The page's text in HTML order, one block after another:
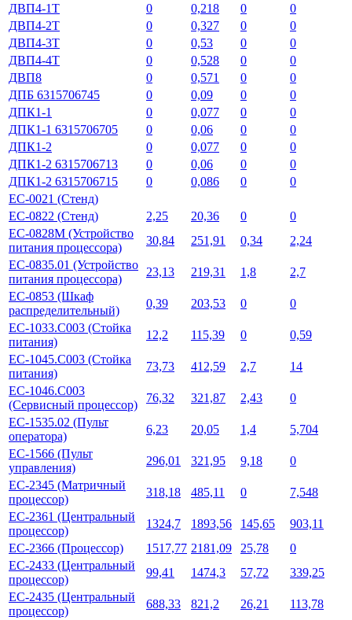
ДВП4-1Т
0 0,218 0
0
ДВП4-2Т
0 0,327 0
0
ДВП4-3Т
0 0,53 0
0
ДВП4-4Т
0 0,528 0
0
ДВП8
0 0,571 0
0
ДПБ 6315706745
0 0,09 0
0
ДПК1-1
0 0,077 0
0
ДПК1-1 6315706705
0 0,06 0
0
ДПК1-2
0 0,077 0
0
ДПК1-2 6315706713
0 0,06 0
0
ДПК1-2 6315706715
0 0,086 0
0
ЕС-0021 (Стенд)
ЕС-0822 (Стенд)
2,25 20,36 0
0
ЕС-0828М (Устройство
питания процессора)
30,84 251,91 0,34
2,24
ЕС-0835.01 (Устройство
питания процессора)
23,13 219,31 1,8
2,7
ЕС-0853 (Шкаф
распределительный)
0,39 203,53 0
0
ЕС-1033.С003 (Стойка
питания)
12,2 115,39 0
0,59
ЕС-1045.С003 (Стойка
питания)
73,73 412,59 2,7
14
ЕС-1046.С003
(Сервисный процессор)
76,32 321,87 2,43
0
ЕС-1535.02 (Пульт
оператора)
6,23 20,05 1,4
5,704
ЕС-1566 (Пульт
управления)
296,01 321,95 9,18
0
ЕС-2345 (Матричный
процессор)
318,18 485,11 0
7,548
ЕС-2361 (Центральный
процессор)
1324,7 1893,56 145,65
903,11
ЕС-2366 (Процессор)
1517,77 2181,09 25,78
0
ЕС-2433 (Центральный
процессор)
99,41 1474,3 57,72
339,25
ЕС-2435 (Центральный
процессор)
688,33 821,2 26,21
113,78